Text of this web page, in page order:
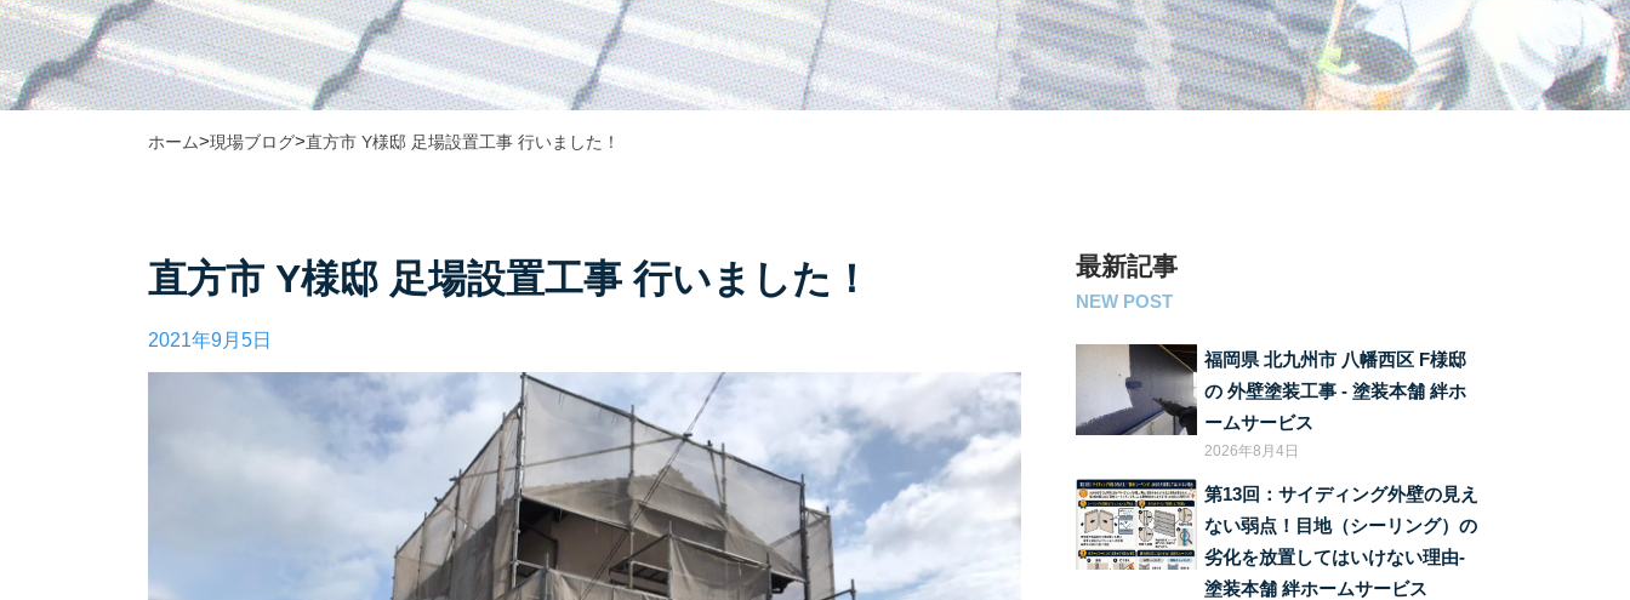
ホーム>現場ブログ>直方市 Y様邸 足場設置工事 行いました！
直方市 Y様邸 足場設置工事 行いました！
2021年9月5日
最新記事
NEW POST
福岡県 北九州市 八幡西区 F様邸
の 外壁塗装工事 ‐ 塗装本舗 絆ホ
ームサービス
2026年8月4日
第13回：サイディング外壁の見え
ない弱点！目地（シーリング）の
劣化を放置してはいけない理由‐
塗装本舗 絆ホームサービス